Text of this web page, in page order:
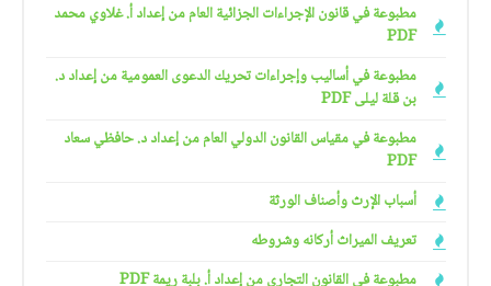
مطبوعة في قانون الإجراءات الجزائية العام من إعداد أ. غلاوي محمد
PDF
مطبوعة في أساليب وإجراءات تحريك الدعوى العمومية من إعداد د.
بن قلة ليلى PDF
مطبوعة في مقياس القانون الدولي العام من إعداد د. حافظي سعاد
PDF
أسباب الإرث وأصناف الورثة
تعريف الميراث أركانه وشروطه